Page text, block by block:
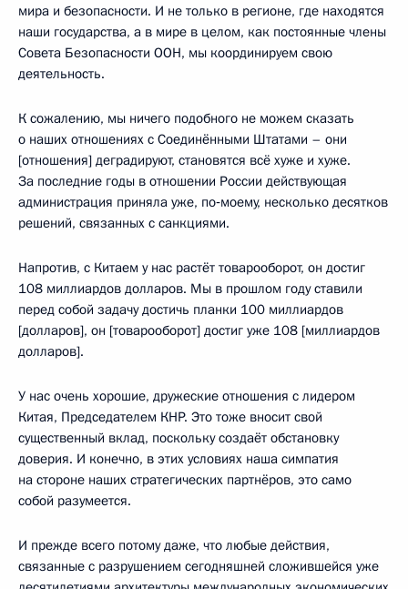
мира и безопасности. И не только в регионе, где находятся
наши государства, а в мире в целом, как постоянные члены
Совета Безопасности ООН, мы координируем свою
деятельность.
К сожалению, мы ничего подобного не можем сказать
о наших отношениях с Соединёнными Штатами – они
[отношения] деградируют, становятся всё хуже и хуже.
За последние годы в отношении России действующая
администрация приняла уже, по‑моему, несколько десятков
решений, связанных с санкциями.
Напротив, с Китаем у нас растёт товарооборот, он достиг
108 миллиардов долларов. Мы в прошлом году ставили
перед собой задачу достичь планки 100 миллиардов
[долларов], он [товарооборот] достиг уже 108 [миллиардов
долларов].
У нас очень хорошие, дружеские отношения с лидером
Китая, Председателем КНР. Это тоже вносит свой
существенный вклад, поскольку создаёт обстановку
доверия. И конечно, в этих условиях наша симпатия
на стороне наших стратегических партнёров, это само
собой разумеется.
И прежде всего потому даже, что любые действия,
связанные с разрушением сегодняшней сложившейся уже